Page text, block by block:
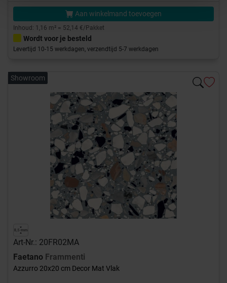
Aan winkelmand toevoegen
Inhoud: 1,16 m² = 52,14 €/Pakket
Wordt voor je besteld
Levertijd 10-15 werkdagen, verzendtijd 5-7 werkdagen
Showroom
Art-Nr.: 20FR02MA
Faetano Frammenti
Azzurro 20x20 cm Decor Mat Vlak